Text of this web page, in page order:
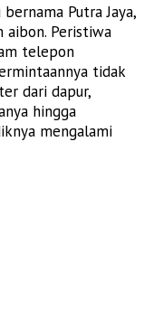
Putra Jaya,
aibon. Peristiwa
telepon
tidak
dari dapur,
hingga
mengalami